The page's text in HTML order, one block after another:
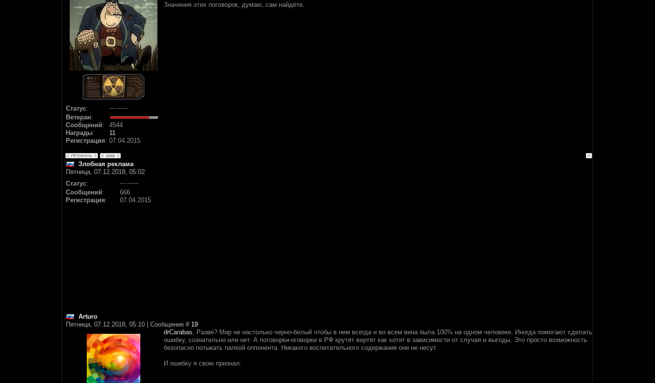
Статус:
Ветеран:
Сообщений:
4544
Награды:
11
Регистрация: 07.04.2015
Значения этих поговорок, думаю, сам найдёте.
Злобная реклама
Пятница, 07.12.2018, 05:02
Статус:
Сообщений:
666
Регистрация: 07.04.2015
Arturo
Пятница, 07.12.2018, 05:10 | Сообщение # 19
drCarabas, Разве? Мир не настолько черно-белый чтобы в нем всегда и во всем вина была 100% на одном человеке. Иногда помогают сделать
ошибку, сознательно или нет. А поговорки-оговорки в РФ крутят вертят как хотят в зависимости от случая и выгоды. Это просто возможность
безопасно потыкать палкой оппонента. Никакого воспитательного содержания они не несут.
И ошибку я свою признал.